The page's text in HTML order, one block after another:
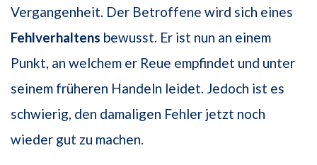
Vergangenheit. Der Betroffene wird sich eines
Fehlverhaltens bewusst. Er ist nun an einem
Punkt, an welchem er Reue empfindet und unter
seinem früheren Handeln leidet. Jedoch ist es
schwierig, den damaligen Fehler jetzt noch
wieder gut zu machen.